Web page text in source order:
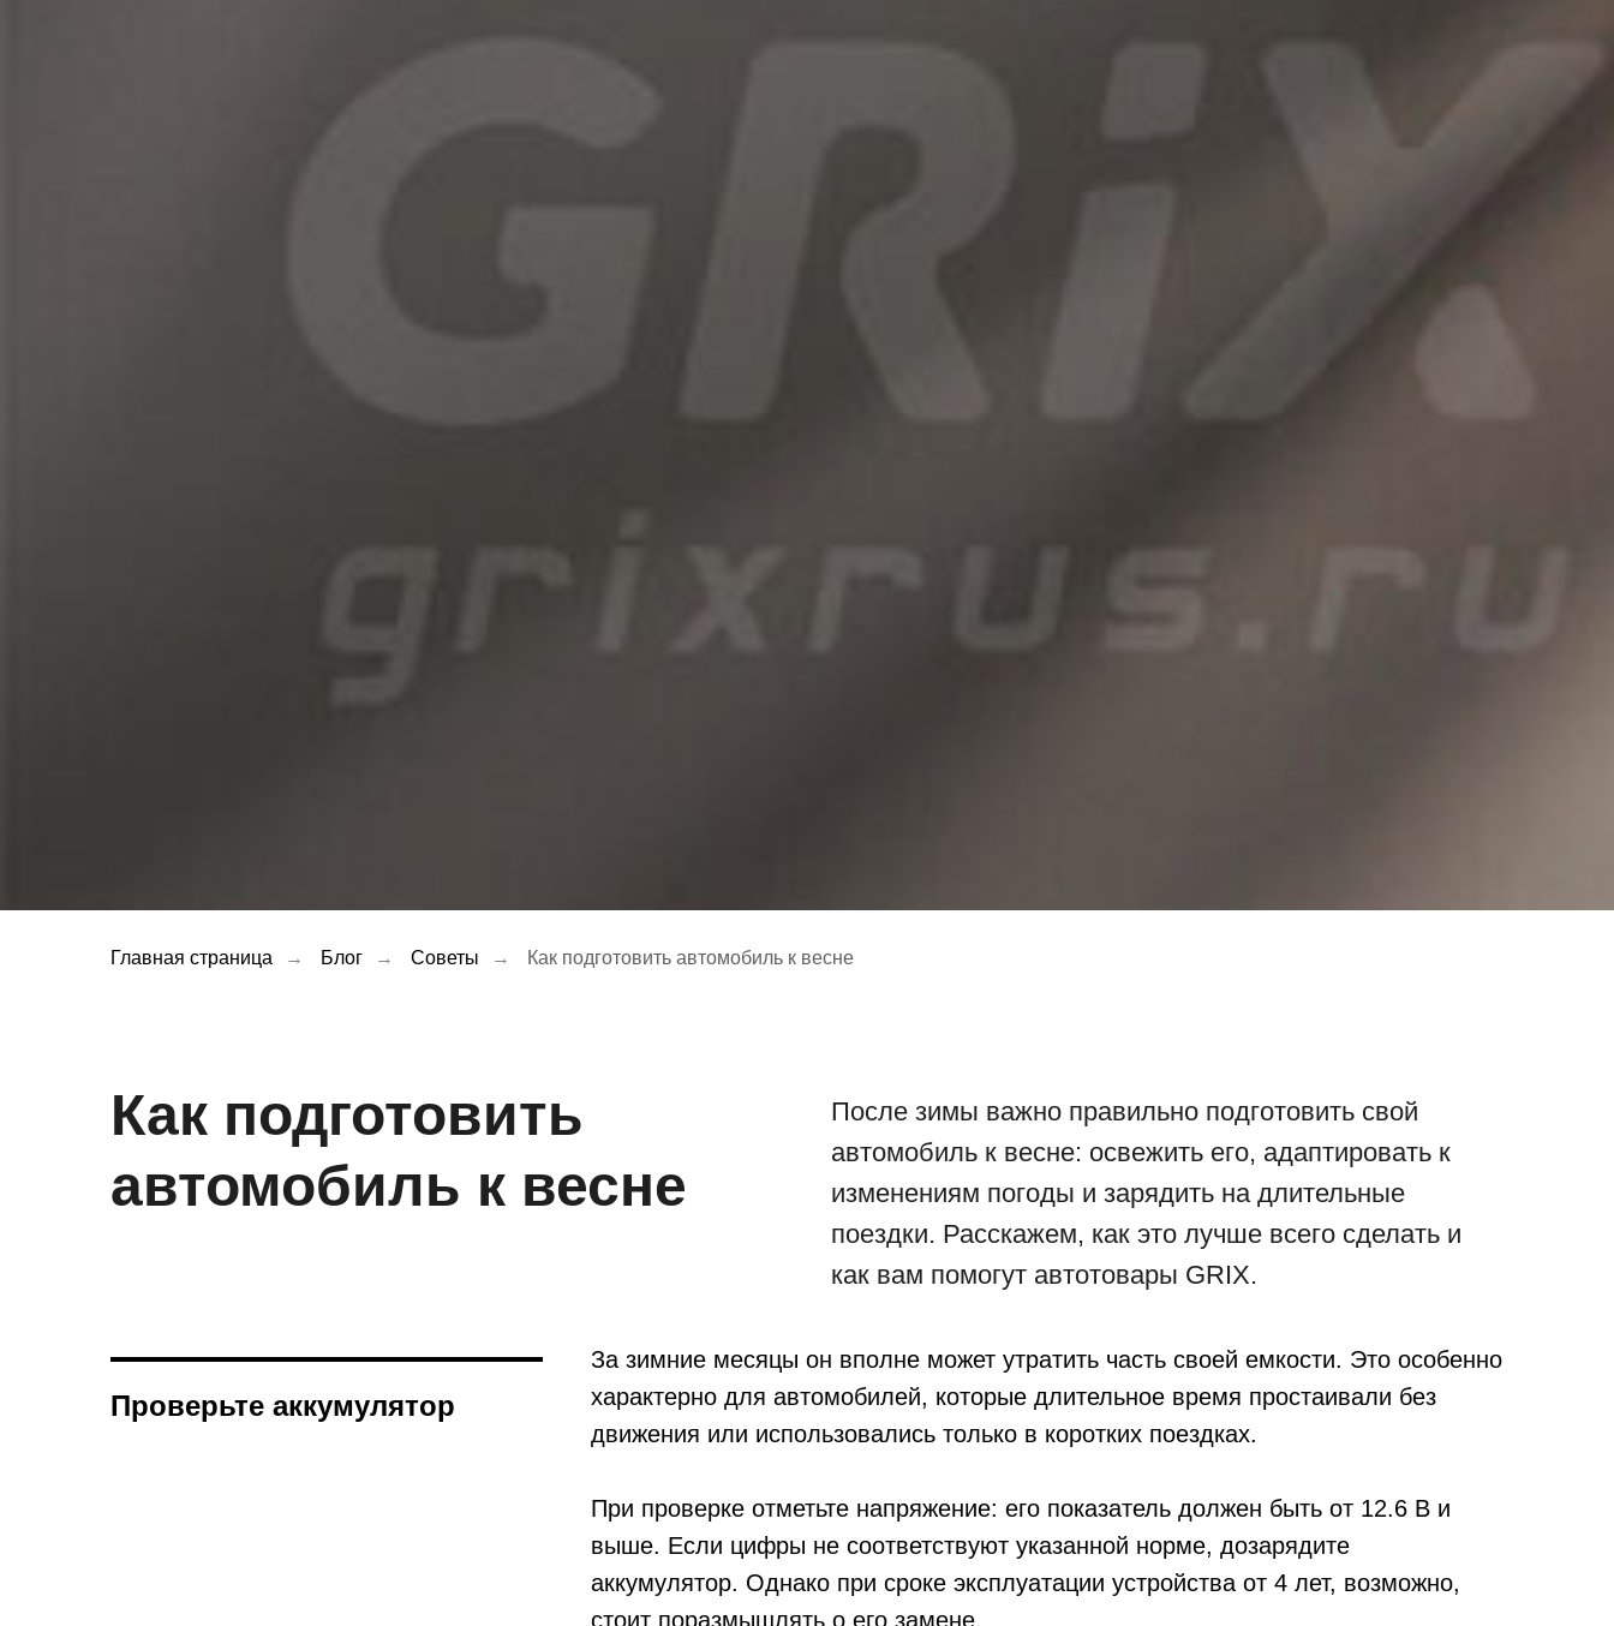
Главная страница → Блог → Советы → Как подготовить автомобиль к весне
Как подготовить
автомобиль к весне
После зимы важно правильно подготовить свой
автомобиль к весне: освежить его, адаптировать к
изменениям погоды и зарядить на длительные
поездки. Расскажем, как это лучше всего сделать и
как вам помогут автотовары GRIX.
Проверьте аккумулятор
За зимние месяцы он вполне может утратить часть своей емкости. Это особенно
характерно для автомобилей, которые длительное время простаивали без
движения или использовались только в коротких поездках.
При проверке отметьте напряжение: его показатель должен быть от 12.6 В и
выше. Если цифры не соответствуют указанной норме, дозарядите
аккумулятор. Однако при сроке эксплуатации устройства от 4 лет, возможно,
стоит поразмышлять о его замене.